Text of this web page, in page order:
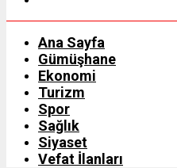
Ana Sayfa
Gümüşhane
Ekonomi
Turizm
Spor
Sağlık
Siyaset
Vefat İlanları